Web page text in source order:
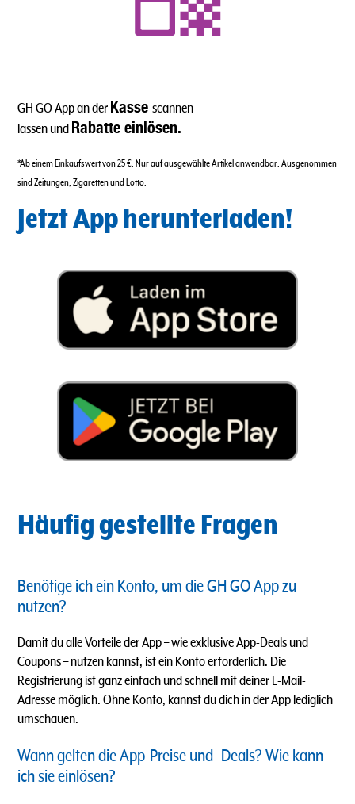
GH GO App an der Kasse scannen
lassen und Rabatte einlösen.
*Ab einem Einkaufswert von 25 €. Nur auf ausgewählte Artikel anwendbar. Ausgenommen
sind Zeitungen, Zigaretten und Lotto.
Jetzt App herunterladen!
Häufig gestellte Fragen
Benötige ich ein Konto, um die GH GO App zu
nutzen?
Damit du alle Vorteile der App – wie exklusive App-Deals und
Coupons – nutzen kannst, ist ein Konto erforderlich. Die
Registrierung ist ganz einfach und schnell mit deiner E-Mail-
Adresse möglich. Ohne Konto, kannst du dich in der App lediglich
umschauen.
Wann gelten die App-Preise und -Deals? Wie kann
ich sie einlösen?